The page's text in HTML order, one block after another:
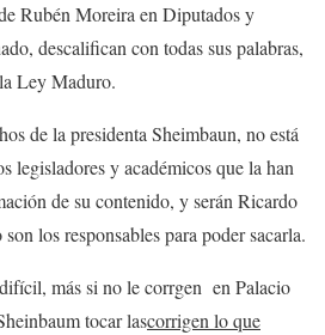
Rubén Moreira en Diputados y
descalifican con todas sus palabras,
Ley Maduro.
de la presidenta Sheimbaun, no está
legisladores y académicos que la han
de su contenido, y serán Ricardo
los responsables para poder sacarla.
más si no le corrgen en Palacio
tocar lascorrigen lo que